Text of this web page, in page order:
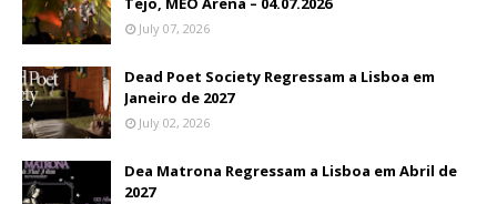
July 07, 2026
Dead Poet Society Regressam a Lisboa em
Janeiro de 2027
July 02, 2026
Dea Matrona Regressam a Lisboa em Abril de
2027